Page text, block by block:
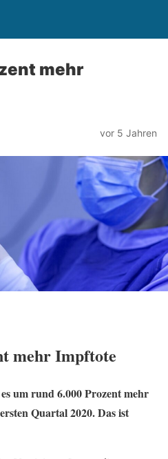
mehr
vor 5 Jahren
mehr Impftote
um rund 6.000 Prozent mehr
Quartal 2020. Das ist